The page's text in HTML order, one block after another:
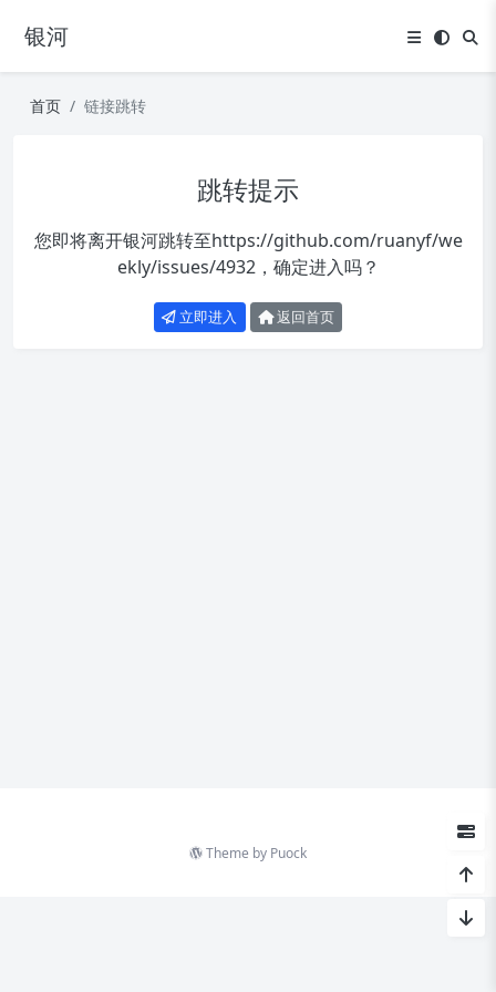
银河
首页 链接跳转
跳转提示
您即将离开银河跳转至https://github.com/ruanyf/we
ekly/issues/4932，确定进入吗？
立即进入 返回首页
Theme by Puock